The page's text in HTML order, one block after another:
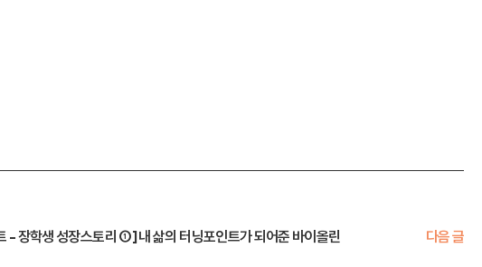
- 장학생 성장스토리 ①] 내 삶의 터닝포인트가 되어준 바이올린 다음 글